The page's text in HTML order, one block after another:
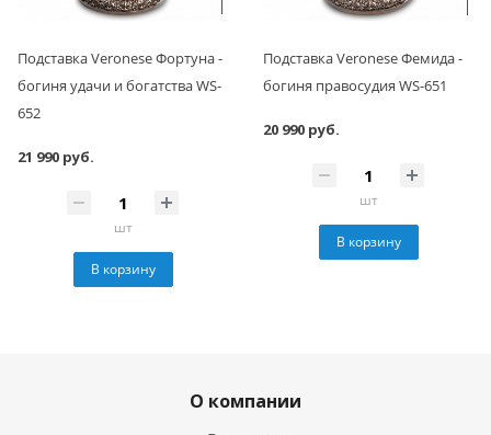
Подставка Veronese Фортуна -
богиня удачи и богатства WS-
652
21 990 руб.
шт
В корзину
Подставка Veronese Фемида -
богиня правосудия WS-651
20 990 руб.
шт
В корзину
О компании